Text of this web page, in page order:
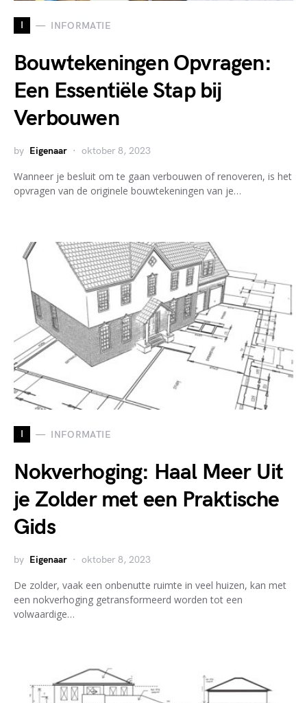
I INFORMATIE
Bouwtekeningen Opvragen:
Een Essentiële Stap bij
Verbouwen
by Eigenaar oktober 8, 2023
Wanneer je besluit om te gaan verbouwen of renoveren, is het
opvragen van de originele bouwtekeningen van je…
I INFORMATIE
Nokverhoging: Haal Meer Uit
je Zolder met een Praktische
Gids
by Eigenaar oktober 8, 2023
De zolder, vaak een onbenutte ruimte in veel huizen, kan met
een nokverhoging getransformeerd worden tot een
volwaardige…